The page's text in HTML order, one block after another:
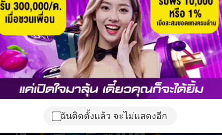
ฉันติดตั้งแล้ว จะไม่แสดงอีก